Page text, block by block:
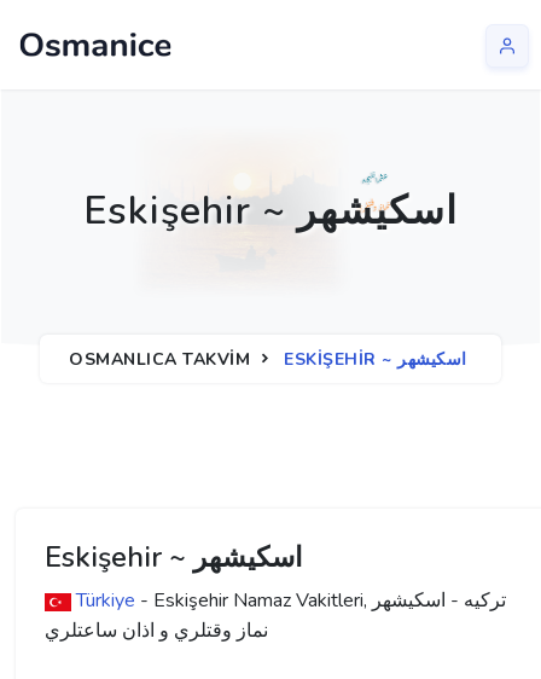
Eskişehir ~ اسكيشهر
OSMANLICA TAKVIM ESKIŞEHIR ~ اسكيشهر
Eskişehir ~ اسكيشهر
Türkiye - Eskişehir Namaz Vakitleri, ترکیه - اسكيشهر
نماز وقتلري و اذان ساعتلري